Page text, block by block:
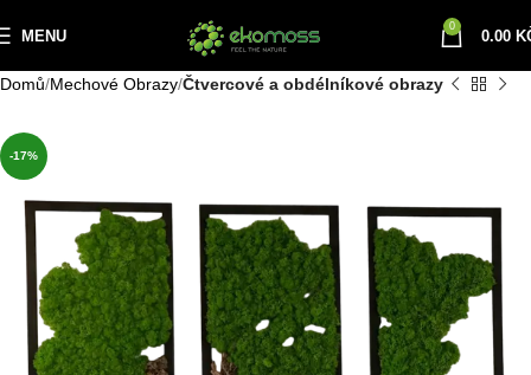
MENU
0
0.00
Domů Mechové Obrazy Čtvercové a obdélníkové obrazy
-17%